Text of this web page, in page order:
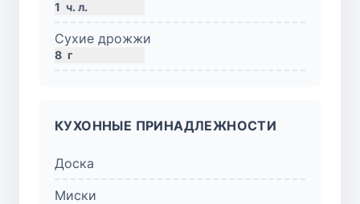
1 ч. л.
Сухие дрожжи
8 г
КУХОННЫЕ ПРИНАДЛЕЖНОСТИ
Доска
Миски